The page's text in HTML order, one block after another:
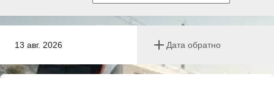
13 авг. 2026 Дата обратно